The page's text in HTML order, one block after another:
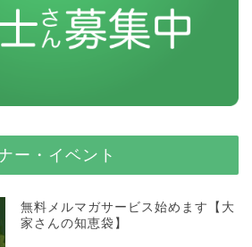
ー・イベント
無料メルマガサービス始めます【大
家さんの知恵袋】